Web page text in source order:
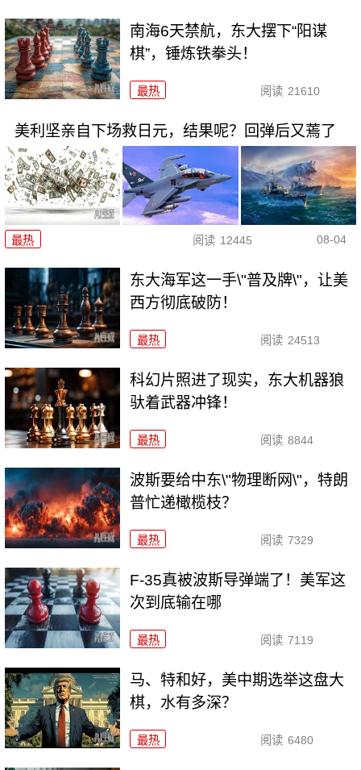
南海6天禁航，东大摆下“阳谋
棋”，锤炼铁拳头！
最热 阅读 21610
美利坚亲自下场救日元，结果呢？回弹后又蔫了
最热 阅读 12445 08-04
东大海军这一手\"普及牌\"，让美
西方彻底破防！
最热 阅读 24513
科幻片照进了现实，东大机器狼
驮着武器冲锋！
最热 阅读 8844
波斯要给中东\"物理断网\"，特朗
普忙递橄榄枝？
最热 阅读 7329
F-35真被波斯导弹端了！美军这
次到底输在哪
最热 阅读 7119
马、特和好，美中期选举这盘大
棋，水有多深？
最热 阅读 6480